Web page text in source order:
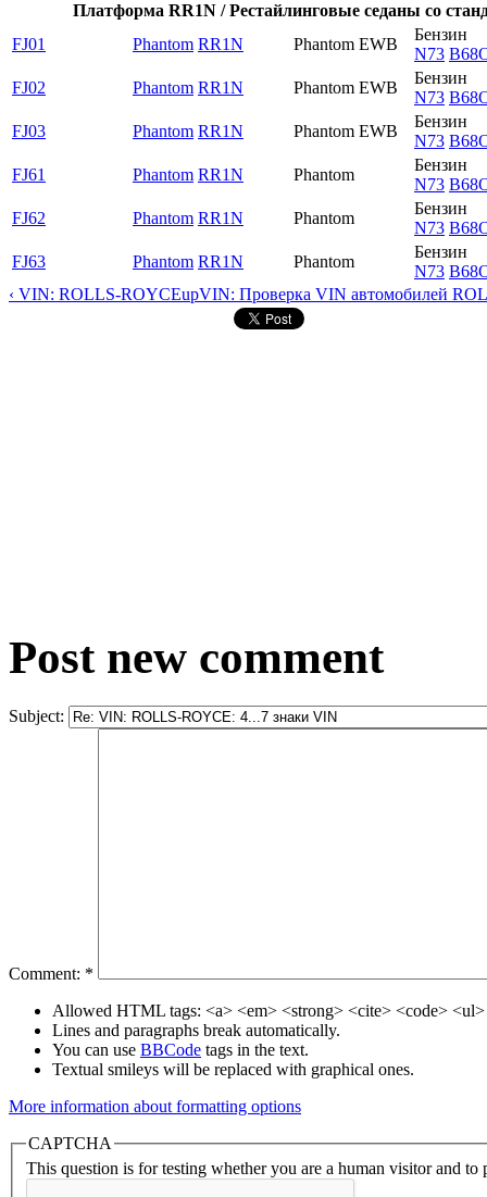
Платформа RR1N / Рестайлинговые седаны со
FJ01
Phantom RR1N Phantom EWB
Бензин
N73
FJ02
Phantom RR1N Phantom EWB
Бензин
N73
FJ03
Phantom RR1N Phantom EWB
Бензин
N73
FJ61
Phantom RR1N Phantom
Бензин
N73
FJ62
Phantom RR1N Phantom
Бензин
N73
FJ63
Phantom RR1N Phantom
Бензин
N73
‹ VIN: ROLLS-ROYCEupVIN: Проверка VIN автомобилей
Post new comment
Subject:
Comment: *
Allowed HTML tags: <a> <em> <strong> <cite> <code>
Lines and paragraphs break automatically.
You can use BBCode tags in the text.
Textual smileys will be replaced with graphical ones.
More information about formatting options
CAPTCHA
This question is for testing whether you are a human visitor and to